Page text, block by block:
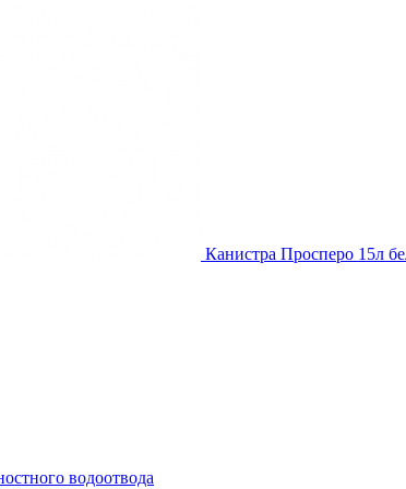
Канистра Просперо 15л
водоотвода